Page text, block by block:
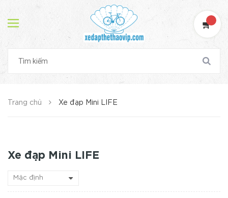
Trang chủ Xe đạp Mini LIFE
Xe đạp Mini LIFE